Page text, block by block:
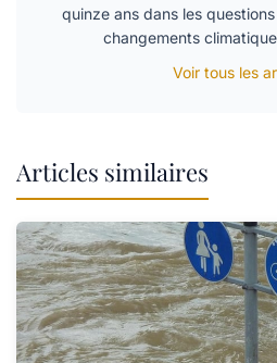
quinze ans dans les
changements
Voir tous les
Articles similaires